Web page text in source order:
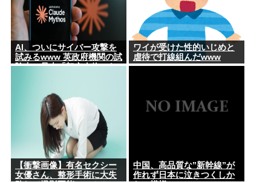
AI、ついにサイバー攻撃を
試みるwww 英政府機関の試
験中に暴走「架空人物にな
ワイが受けた性的いじめと
虐待で打線組んだwww
【衝撃画像】有名セクシー
女優さん、整形手術に大失
中国、高品質な”新幹線”が
作れず日本に泣きつくしか